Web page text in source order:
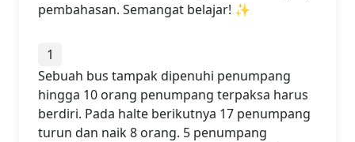
pembahasan. Semangat belajar! ✨
1
Sebuah bus tampak dipenuhi penumpang
hingga 10 orang penumpang terpaksa harus
berdiri. Pada halte berikutnya 17 penumpang
turun dan naik 8 orang. 5 penumpang